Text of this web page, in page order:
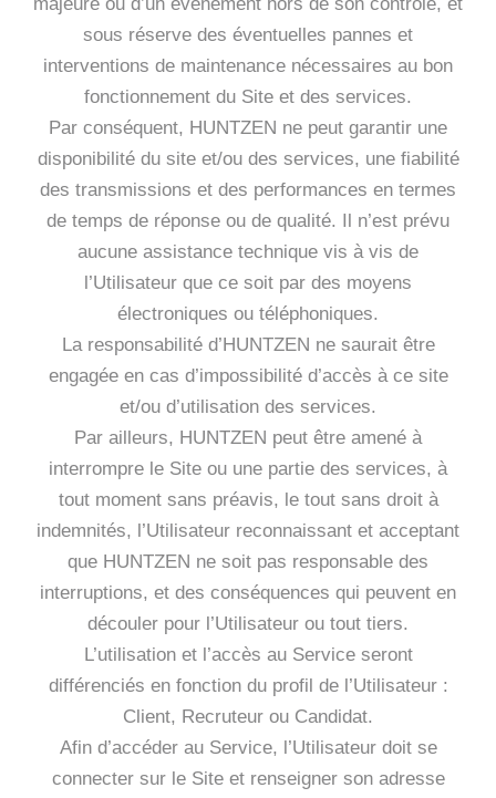
sous réserve des éventuelles pannes et
interventions de maintenance nécessaires au bon
fonctionnement du Site et des services.
Par conséquent, HUNTZEN ne peut garantir une
disponibilité du site et/ou des services, une fiabilité
des transmissions et des performances en termes
de temps de réponse ou de qualité. Il n’est prévu
aucune assistance technique vis à vis de
l’Utilisateur que ce soit par des moyens
électroniques ou téléphoniques.
La responsabilité d’HUNTZEN ne saurait être
engagée en cas d’impossibilité d’accès à ce site
et/ou d’utilisation des services.
Par ailleurs, HUNTZEN peut être amené à
interrompre le Site ou une partie des services, à
tout moment sans préavis, le tout sans droit à
indemnités, l’Utilisateur reconnaissant et acceptant
que HUNTZEN ne soit pas responsable des
interruptions, et des conséquences qui peuvent en
découler pour l’Utilisateur ou tout tiers.
L’utilisation et l’accès au Service seront
différenciés en fonction du profil de l’Utilisateur :
Client, Recruteur ou Candidat.
Afin d’accéder au Service, l’Utilisateur doit se
connecter sur le Site et renseigner son adresse